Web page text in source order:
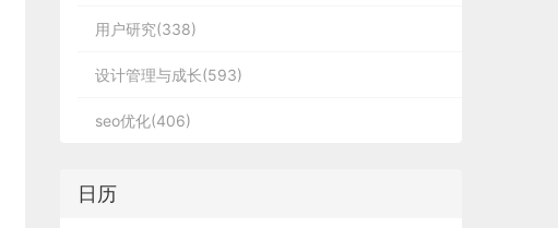
用户研究(338)
设计管理与成长(593)
seo优化(406)
日历